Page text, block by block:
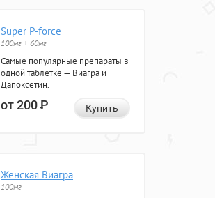
Super P-force
100мг + 60мг
Самые популярные препараты в
одной таблетке — Виагра и
Дапоксетин.
от 200Р Купить
Женская Виагра
100мг